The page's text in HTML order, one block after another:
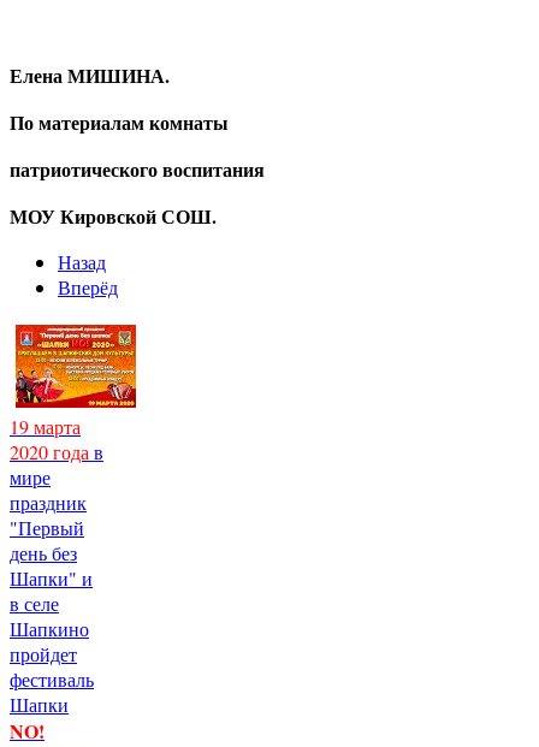
Елена МИШИНА.
По материалам комнаты
патриотического воспитания
МОУ Кировской СОШ.
Назад
Вперёд
19 марта
2020 годав
мире
праздник
"Первый
день без
Шапки" и
в селе
Шапкино
пройдет
фестиваль
Шапки
NO!